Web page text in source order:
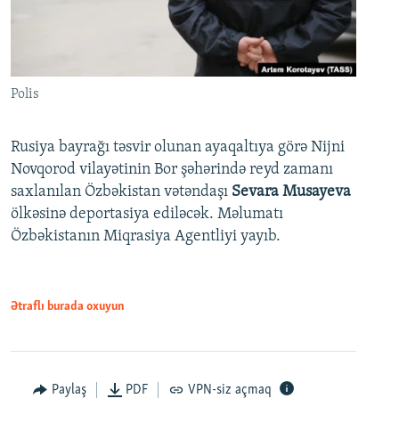
Polis
Rusiya bayrağı təsvir olunan ayaqaltıya görə Nijni
Novqorod vilayətinin Bor şəhərində reyd zamanı
saxlanılan Özbəkistan vətəndaşı Sevara Musayeva
ölkəsinə deportasiya ediləcək. Məlumatı
Özbəkistanın Miqrasiya Agentliyi yayıb.
Ətraflı burada oxuyun
Paylaş PDF VPN-siz açmaq